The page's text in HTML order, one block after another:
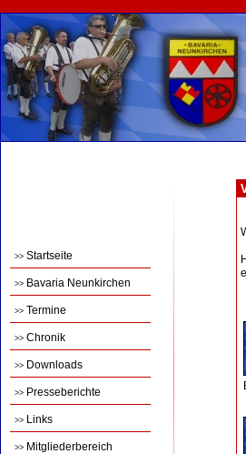
>> Startseite
>> Bavaria Neunkirchen
>> Termine
>> Chronik
>> Downloads
>> Presseberichte
>> Links
>> Mitgliederbereich